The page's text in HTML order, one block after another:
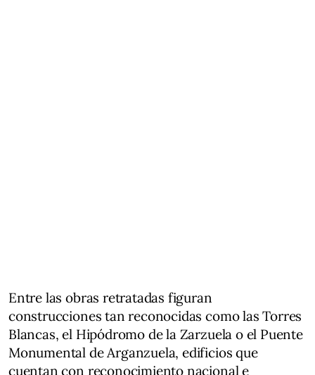
Entre las obras retratadas figuran
construcciones tan reconocidas como las Torres
Blancas, el Hipódromo de la Zarzuela o el Puente
Monumental de Arganzuela, edificios que
cuentan con reconocimiento nacional e